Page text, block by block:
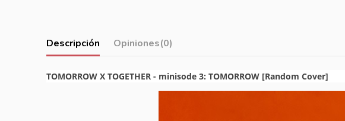
Descripción Opiniones(0)
TOMORROW X TOGETHER - minisode 3: TOMORROW [Random Cover]